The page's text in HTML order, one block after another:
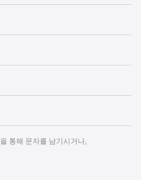
을 통해 문자를 남기시거나,